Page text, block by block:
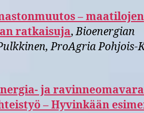
– maatilojen
ratkaisuja,Bioenergian
ProAgria Pohjois-
ja
– Hyvinkään